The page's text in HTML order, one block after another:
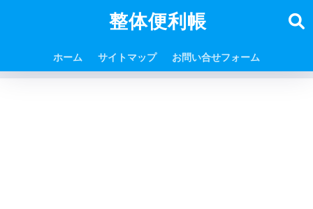
整体便利帳
ホーム サイトマップ お問い合せフォーム